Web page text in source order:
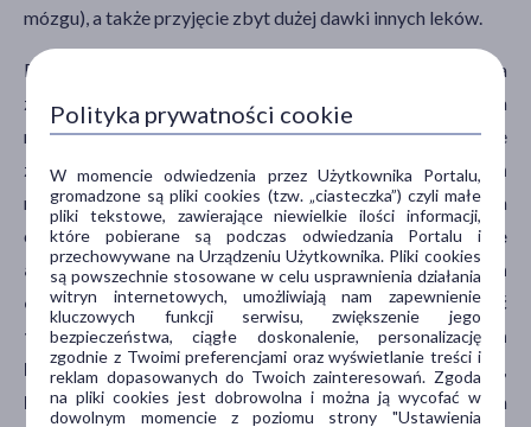
mózgu), a także przyjęcie zbyt dużej dawki innych leków.
Badania potwierdziły zwiększone ryzyko wystąpienia
zdarzeń mózgowo–naczyniowych podczas leczenia
rysperydonem. W trakcie terapii odnotowano trzykrotne
zwiększenie prawdopodobieństwa udaru. Ryzyko działań
niepożądanych było większe w przypadku leczenia
otępienia typu mieszanego lub naczyniowego.Leczenie
agresywnego zachowania u pacjentów cierpiących na
chorobę Alzheimera powinno trwać nie dłużej niż sześć
tygodni, a wszelkie objawy związane ze stosowaniem
leku powinny zostać natychmiast zgłoszone lekarzowi,
który prowadzi leczenie.Przeprowadzone badania
Polityka prywatności cookie
W momencie odwiedzenia przez Użytkownika Portalu,
gromadzone są pliki cookies (tzw. „ciasteczka”) czyli małe
pliki tekstowe, zawierające niewielkie ilości informacji,
które pobierane są podczas odwiedzania Portalu i
przechowywane na Urządzeniu Użytkownika. Pliki cookies
są powszechnie stosowane w celu usprawnienia działania
witryn internetowych, umożliwiają nam zapewnienie
kluczowych funkcji serwisu, zwiększenie jego
bezpieczeństwa, ciągłe doskonalenie, personalizację
zgodnie z Twoimi preferencjami oraz wyświetlanie treści i
reklam dopasowanych do Twoich zainteresowań. Zgoda
na pliki cookies jest dobrowolna i można ją wycofać w
dowolnym momencie z poziomu strony "Ustawienia